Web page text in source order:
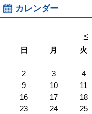
カレンダー
<
日
月 火
2
3 4
9
10 11
16
17 18
23
24 25